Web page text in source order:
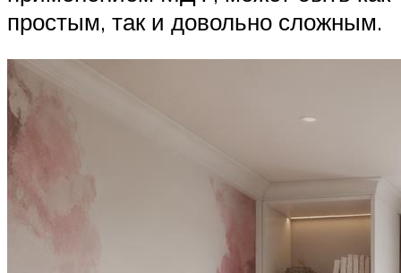
простым, так и довольно сложным.